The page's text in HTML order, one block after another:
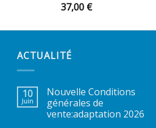
37,00 €
ACTUALITÉ
10
Juin
Nouvelle Conditions
générales de
vente:adaptation 2026